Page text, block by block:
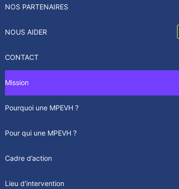
NOS PARTENAIRES
NOUS AIDER
CONTACT
Mission
Pourquoi une MPEVH ?
Pour qui une MPEVH ?
Cadre d’action
Lieu d’intervention